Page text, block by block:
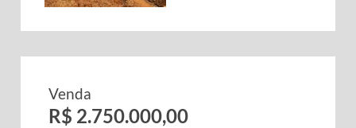
Venda
R$ 2.750.000,00